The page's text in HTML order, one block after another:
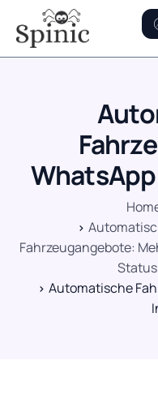
Preise
Fahrzeugangebote:
Automatische